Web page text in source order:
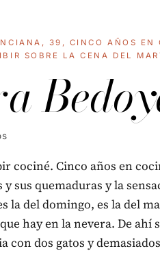
39, CINCO AÑOS EN
SOBRE LA CENA DEL
cociné. Cinco años en
sus quemaduras y la
la del domingo, es la del
hay en la nevera. De ahí
con dos gatos y